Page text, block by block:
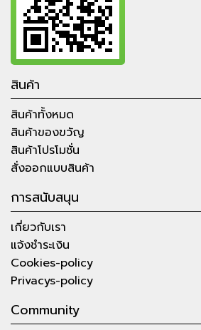
สินค้า
สินค้าทั้งหมด
สินค้าของขวัญ
สินค้าโปรโมชั่น
สั่งออกแบบสินค้า
การสนับสนุน
เกี่ยวกับเรา
แจ้งชำระเงิน
Cookies-policy
Privacys-policy
Community